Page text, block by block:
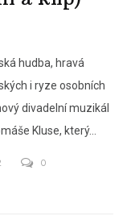
hudba, hravá
i ryze osobních
divadelní muzikál
Kluse, který...
0